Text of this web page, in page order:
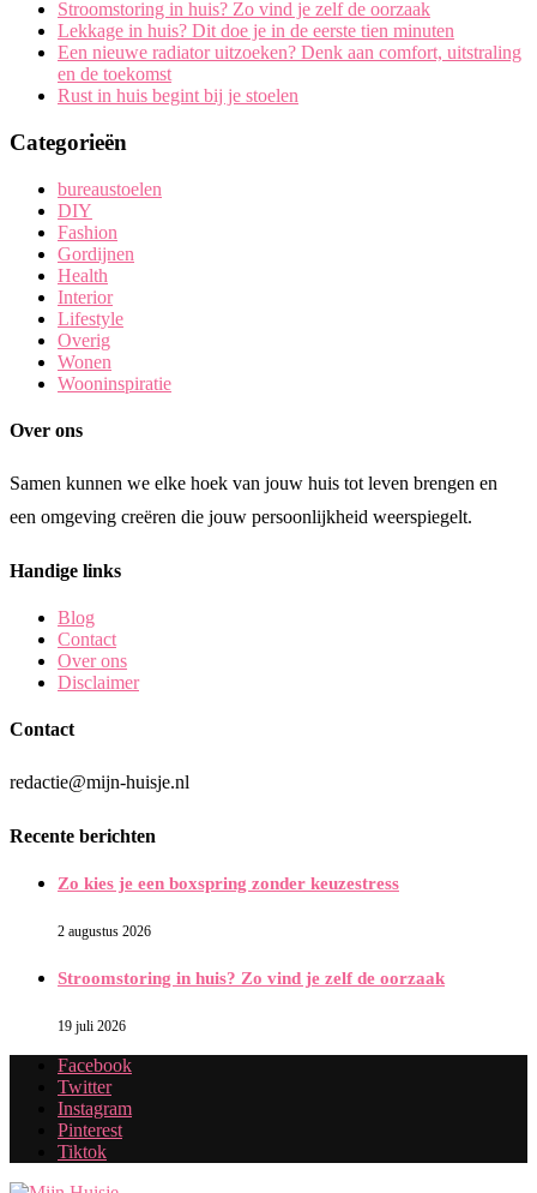
Stroomstoring in huis? Zo vind je zelf de oorzaak
Lekkage in huis? Dit doe je in de eerste tien minuten
Een nieuwe radiator uitzoeken? Denk aan comfort, uitstraling
en de toekomst
Rust in huis begint bij je stoelen
Categorieën
bureaustoelen
DIY
Fashion
Gordijnen
Health
Interior
Lifestyle
Overig
Wonen
Wooninspiratie
Over ons
Samen kunnen we elke hoek van jouw huis tot leven brengen en
een omgeving creëren die jouw persoonlijkheid weerspiegelt.
Handige links
Blog
Contact
Over ons
Disclaimer
Contact
redactie@mijn-huisje.nl
Recente berichten
Zo kies je een boxspring zonder keuzestress
2 augustus 2026
Stroomstoring in huis? Zo vind je zelf de oorzaak
19 juli 2026
Facebook
Twitter
Instagram
Pinterest
Tiktok